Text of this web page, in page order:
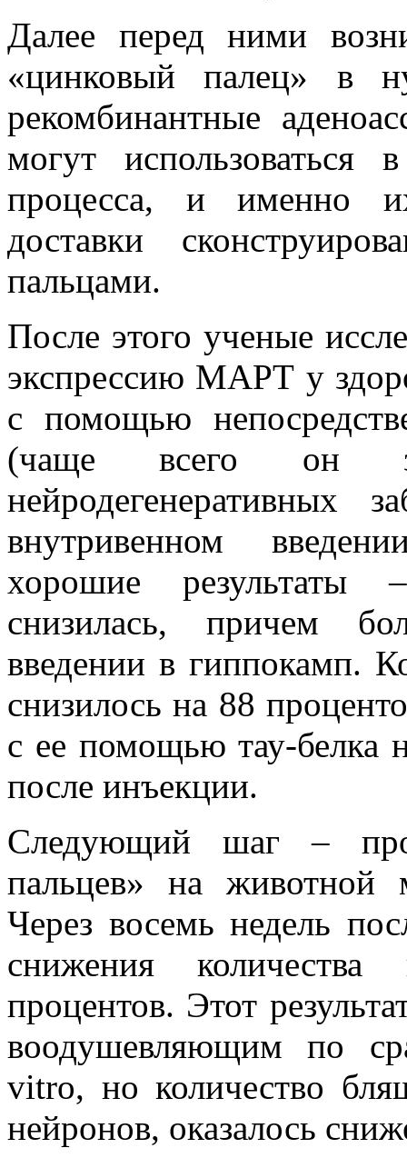
Далее перед ними
«цинковый палец» в
рекомбинантные
могут использоваться
процесса, и именно
доставки
пальцами.
После этого ученые
экспрессию МАРТ у
с помощью
(чаще всего он
нейродегенеративных
внутривенном
хорошие результаты
снизилась, причем
введении в гиппокамп.
снизилось на 88
с ее помощью тау-белка
после инъекции.
Следующий шаг –
пальцев» на животной
Через восемь недель
снижения
процентов. Этот
воодушевляющим по
vitro, но количество
нейронов, оказалось